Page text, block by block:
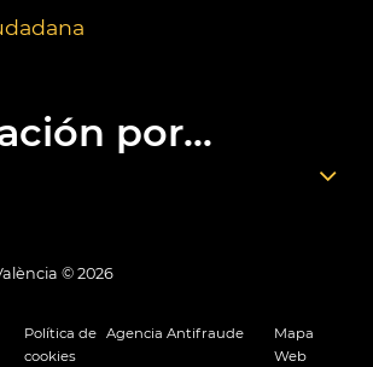
por...
© 2026
Política de
cookies
Agencia Antifraude
Mapa
Web